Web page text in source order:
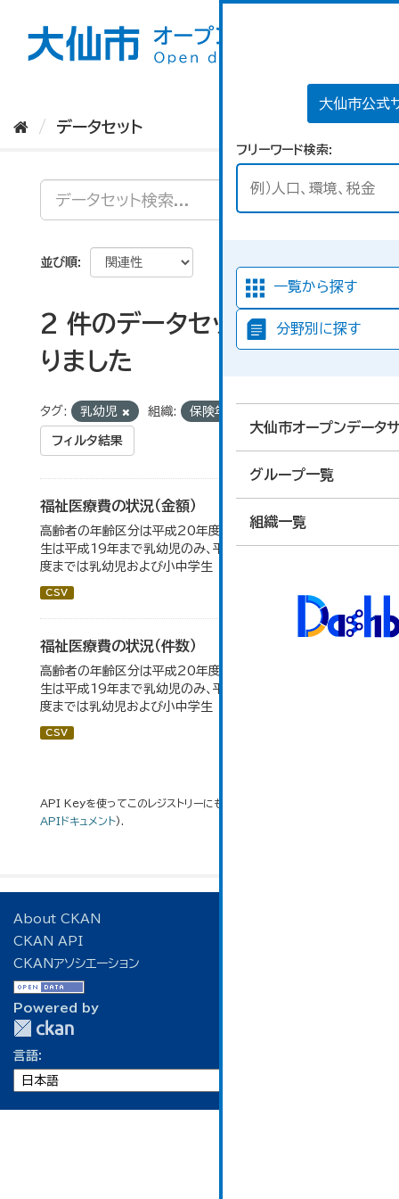
大仙市公式
フリーワード検索
一覧から探す
分野別に探す
大仙市オープンデータ
グループ一覧
組織一覧
データセット
並び順
2 件のデータセットが見つか
りました
タグ: 乳幼児 組織: 保険年金課
フィルタ結果
福祉医療費の状況（金額）
高齢者の年齢区分は平成20年度から変更 乳幼児・小中高
生は平成19年まで乳幼児のみ、平成20年度から令和元年
度までは乳幼児および小中学生
CSV
福祉医療費の状況（件数）
高齢者の年齢区分は平成20年度から変更 乳幼児・小中高
生は平成19年まで乳幼児のみ、平成20年度から令和元年
度までは乳幼児および小中学生
CSV
API Keyを使ってこのレジストリーにもアクセス可能です
APIドキュメント).
About CKAN
CKAN API
CKANアソシエーション
Powered by
言語